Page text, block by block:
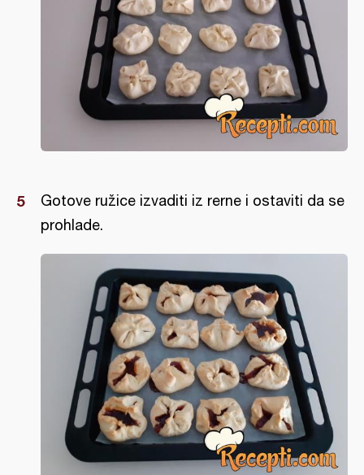
Gotove ružice izvaditi iz rerne i ostaviti da se
prohlade.